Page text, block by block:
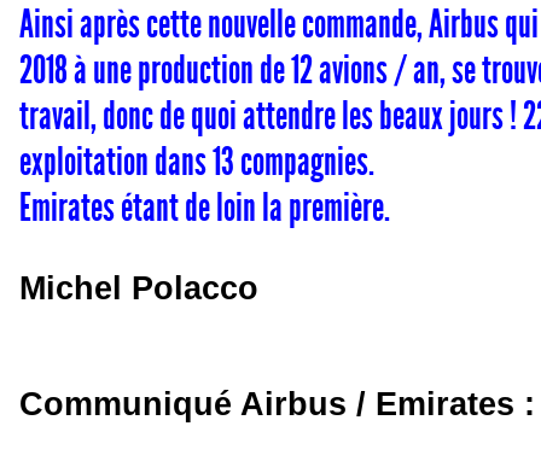
Ainsi après cette nouvelle commande, Airbus
2018 à une production de 12 avions / an, se
travail, donc de quoi attendre les beaux jours !
exploitation dans 13 compagnies.
Emirates étant de loin la première.
Michel Polacco
Communiqué Airbus / Emirates :